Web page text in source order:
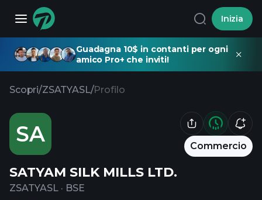
Inizia
Guadagna 10$ in contanti per ogni
amico Pro+ che inviti!
Scopri/ZSATYASL/Profilo
SA Commercio
SATYAM SILK MILLS LTD.
ZSATYASL · BSE